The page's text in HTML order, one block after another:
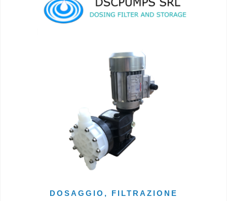
DOSAGGIO, FILTRAZIONE